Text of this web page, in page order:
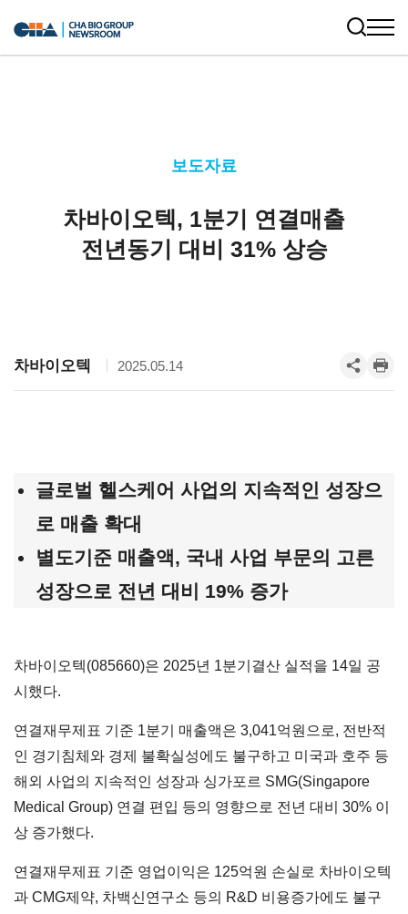
보도자료
차바이오텍, 1분기 연결매출
전년동기 대비 31% 상승
차바이오텍 2025.05.14
글로벌 헬스케어 사업의 지속적인 성장으
로 매출 확대
별도기준 매출액, 국내 사업 부문의 고른
성장으로 전년 대비 19% 증가
차바이오텍(085660)은 2025년 1분기결산 실적을 14일 공
시했다.
연결재무제표 기준 1분기 매출액은 3,041억원으로, 전반적
인 경기침체와 경제 불확실성에도 불구하고 미국과 호주 등
해외 사업의 지속적인 성장과 싱가포르 SMG(Singapore
Medical Group) 연결 편입 등의 영향으로 전년 대비 30% 이
상 증가했다.
연결재무제표 기준 영업이익은 125억원 손실로 차바이오텍
과 CMG제약, 차백신연구소 등의 R&D 비용증가에도 불구